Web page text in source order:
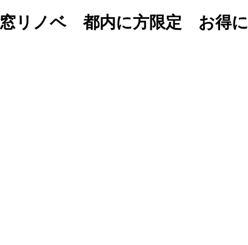
窓リノベ 都内に方限定 お得に